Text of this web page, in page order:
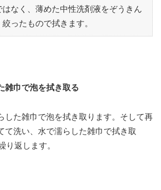
はなく、薄めた中性洗剤液をぞうきん
ったもので拭きます。
雑巾で泡を拭き取る
した雑巾で泡を拭き取ります。そして再
て洗い、水で濡らした雑巾で拭き取
返します。